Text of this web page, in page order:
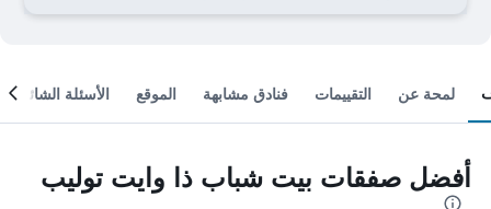
لمحة عن التقييمات فنادق مشابهة الموقع الأسئلة الشائعة
أفضل صفقات بيت شباب ذا وايت توليب